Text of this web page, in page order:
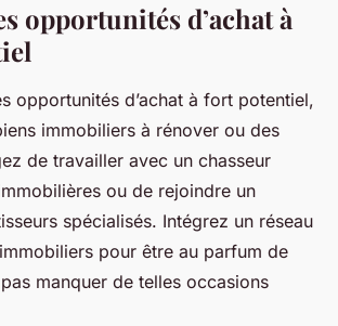
opportunités d’achat à
opportunités d’achat à fort potentiel,
immobiliers à rénover ou des
de travailler avec un chasseur
ou de rejoindre un
spécialisés. Intégrez un réseau
pour être au parfum de
manquer de telles occasions